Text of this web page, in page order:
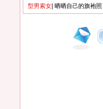
型男索女 晒晒自己的旗袍照